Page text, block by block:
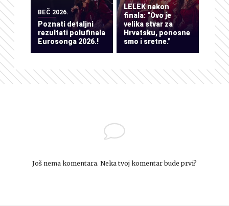
BEČ 2026.
Poznati detaljni
rezultati polufinala
Eurosonga 2026.!
LELEK nakon
finala: “Ovo je
velika stvar za
Hrvatsku, ponosne
smo i sretne.”
Još nema komentara. Neka tvoj komentar bude prvi?